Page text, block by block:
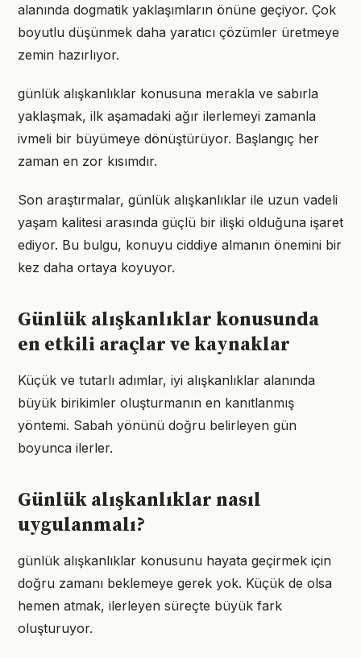
alanında dogmatik yaklaşımların önüne geçiyor. Çok
boyutlu düşünmek daha yaratıcı çözümler üretmeye
zemin hazırlıyor.
günlük alışkanlıklar konusuna merakla ve sabırla
yaklaşmak, ilk aşamadaki ağır ilerlemeyi zamanla
ivmeli bir büyümeye dönüştürüyor. Başlangıç her
zaman en zor kısımdır.
Son araştırmalar, günlük alışkanlıklar ile uzun vadeli
yaşam kalitesi arasında güçlü bir ilişki olduğuna işaret
ediyor. Bu bulgu, konuyu ciddiye almanın önemini bir
kez daha ortaya koyuyor.
Günlük alışkanlıklar konusunda
en etkili araçlar ve kaynaklar
Küçük ve tutarlı adımlar, iyi alışkanlıklar alanında
büyük birikimler oluşturmanın en kanıtlanmış
yöntemi. Sabah yönünü doğru belirleyen gün
boyunca ilerler.
Günlük alışkanlıklar nasıl
uygulanmalı?
günlük alışkanlıklar konusunu hayata geçirmek için
doğru zamanı beklemeye gerek yok. Küçük de olsa
hemen atmak, ilerleyen süreçte büyük fark
oluşturuyor.